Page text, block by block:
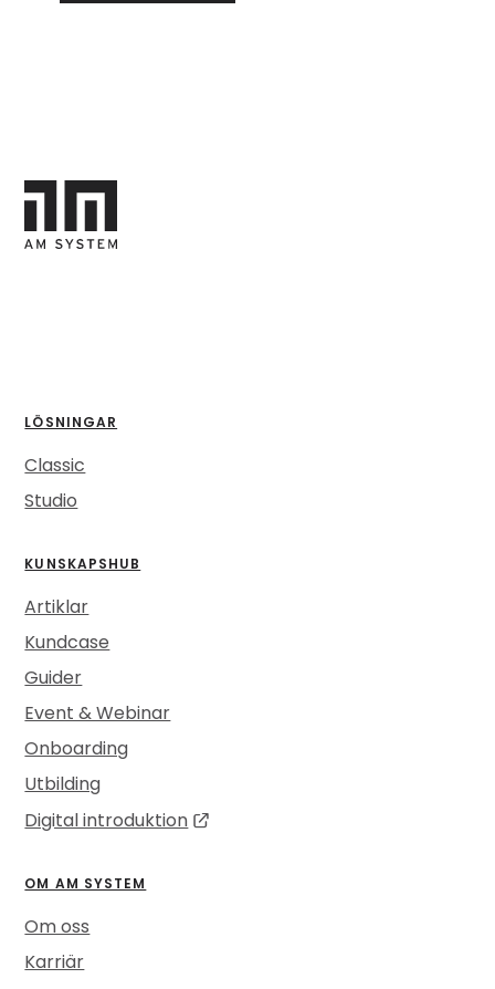
LÖSNINGAR
Classic
Studio
KUNSKAPSHUB
Artiklar
Kundcase
Guider
Event & Webinar
Onboarding
Utbilding
Digital introduktion
OM AM SYSTEM
Om oss
Karriär